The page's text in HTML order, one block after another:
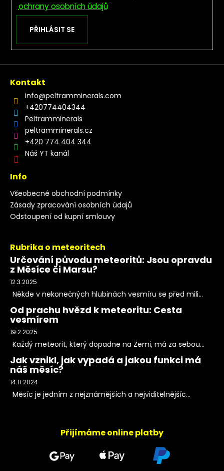
ochrany osobních údajů
PŘIHLÁSIT SE
Kontakt
info@peltramminerals.com
+420774404344
Peltramminerals
peltramminerals.cz
+420 774 404 344
Náš YT kanál
Info
Všeobecné obchodní podmínky
Zásady zpracování osobních údajů
Odstoupení od kupní smlouvy
Rubrika o meteoritech
Určování původu meteoritů: Jsou opravdu
z Měsíce či Marsu?
12.3.2025
Někde v nekonečných hlubinách vesmíru se před mili...
Od prachu hvězd k meteoritu: Cesta
vesmírem
19.2.2025
Každý meteorit, který dopadne na Zemi, má za sebou...
Jak vznikl, jak vypadá a jakou funkci má
náš měsíc?
14.11.2024
Měsíc je jedním z nejznámějších a nejviditelnějšíc...
Přijímáme online platby